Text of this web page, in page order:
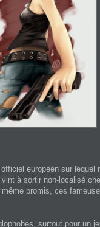
européen sur
à sortir non-localisé
promis, ces
surtout pour un